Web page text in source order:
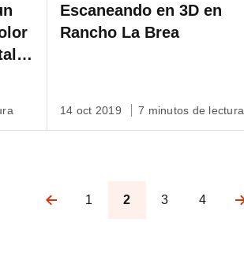
Escaneando en 3D en
Rancho La Brea
14 oct 2019 7 minutos de lectura
Pagination
1 2 3 4